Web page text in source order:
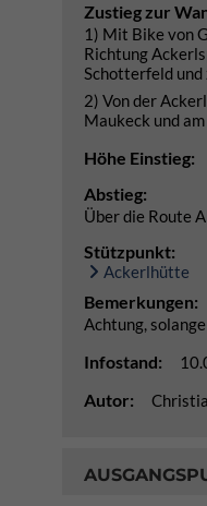
Zustieg zur
1) Mit Bike von
Richtung
Schotterfeld und
2) Von der
Maukeck und
Höhe Einstieg:
Abstieg:
Über die Route
Stützpunkt:
Ackerlhütte
Bemerkungen:
Achtung,
Infostand:
Autor: